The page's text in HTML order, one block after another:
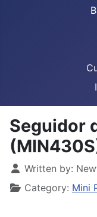
Seguidor
Details
Written by:
Category: Mini